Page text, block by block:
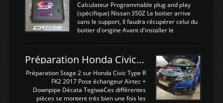
Calculateur Programmable plug and play
(spécifique) Nissan 350Z Le boitier arrive
sans le support, Il faudra récupérer celui du
boitier d'origine Avant d'installer le
d'envoyer l'information de la large bande
dans le boitier. sydney sweeney deepfake
La sortie 0-5V de l'afr sera connectée sur
l'entrée AN Volt 8 et GndAN pour
Analogique, et Volt car l'information est une
tension (Pas une résistance variable d'un
Préparation Honda Civic Type R FK2
Préparation Stage 2 sur Honda Civic Type R
FK2 2017 Pose échangeur Airtec +
Downpipe Décata TegiwaCes différentes
pièces se montent très bien une fois les